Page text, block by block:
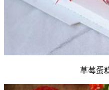
草莓蛋